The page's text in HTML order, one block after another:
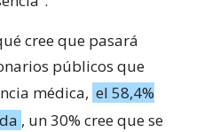
cree que pasará
públicos que
médica, el 58,4%
, un 30% cree que se